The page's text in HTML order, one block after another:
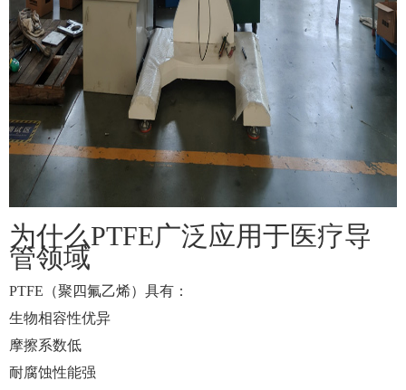
为什么PTFE广泛应用于医疗导
管领域
PTFE（聚四氟乙烯）具有：
生物相容性优异
摩擦系数低
耐腐蚀性能强